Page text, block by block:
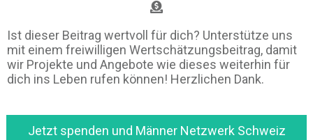
Ist dieser Beitrag wertvoll für dich? Unterstütze uns
mit einem freiwilligen Wertschätzungsbeitrag, damit
wir Projekte und Angebote wie dieses weiterhin für
dich ins Leben rufen können! Herzlichen Dank.
Jetzt spenden und Männer Netzwerk Schweiz